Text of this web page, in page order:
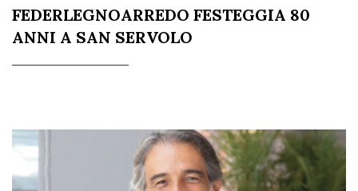
FEDERLEGNOARREDO FESTEGGIA 80
ANNI A SAN SERVOLO